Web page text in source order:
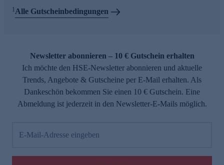
1Alle Gutscheinbedingungen
Newsletter abonnieren – 10 € Gutschein erhalten
Ich möchte den HSE-Newsletter abonnieren und aktuelle
Trends, Angebote & Gutscheine per E-Mail erhalten. Als
Dankeschön bekommen Sie einen 10 € Gutschein. Eine
Abmeldung ist jederzeit in den Newsletter-E-Mails möglich.
E-Mail-Adresse eingeben